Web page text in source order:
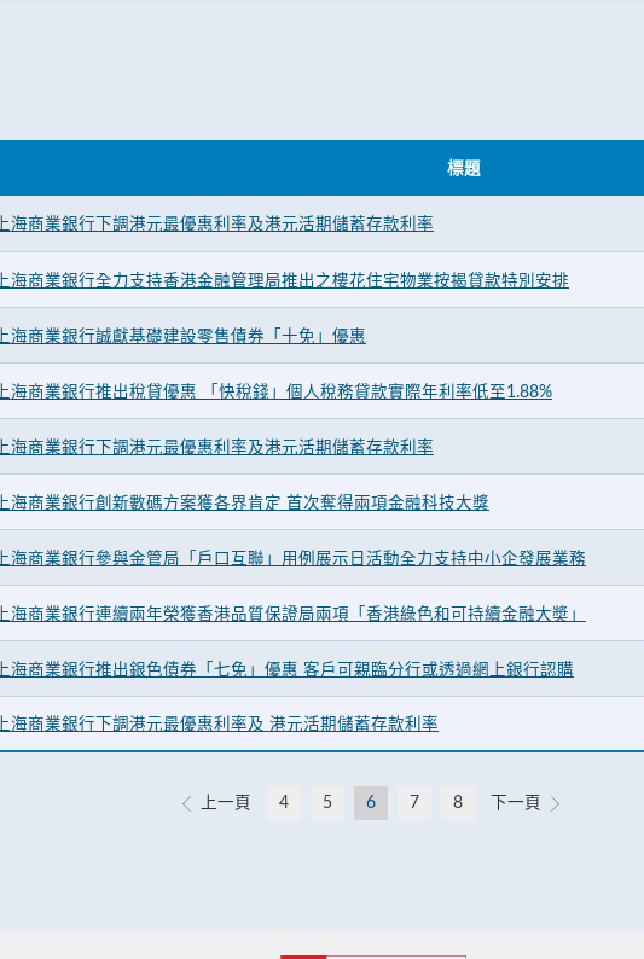
標題
上海商業銀行下調港元最優惠利率及港元活期儲蓄存款利率
上海商業銀行全力支持香港金融管理局推出之樓花住宅物業按揭貸款特別安排
上海商業銀行誠獻基礎建設零售債券「十免」優惠
上海商業銀行推出稅貸優惠 「快稅錢」個人稅務貸款實際年利率低至1.88%
上海商業銀行下調港元最優惠利率及港元活期儲蓄存款利率
上海商業銀行創新數碼方案獲各界肯定 首次奪得兩項金融科技大獎
上海商業銀行參與金管局「戶口互聯」用例展示日活動全力支持中小企發展業務
上海商業銀行連續兩年榮獲香港品質保證局兩項「香港綠色和可持續金融大奬」
上海商業銀行推出銀色債券「七免」優惠 客戶可親臨分行或透過網上銀行認購
上海商業銀行下調港元最優惠利率及 港元活期儲蓄存款利率
上一頁 4 5 6 7 8 下一頁